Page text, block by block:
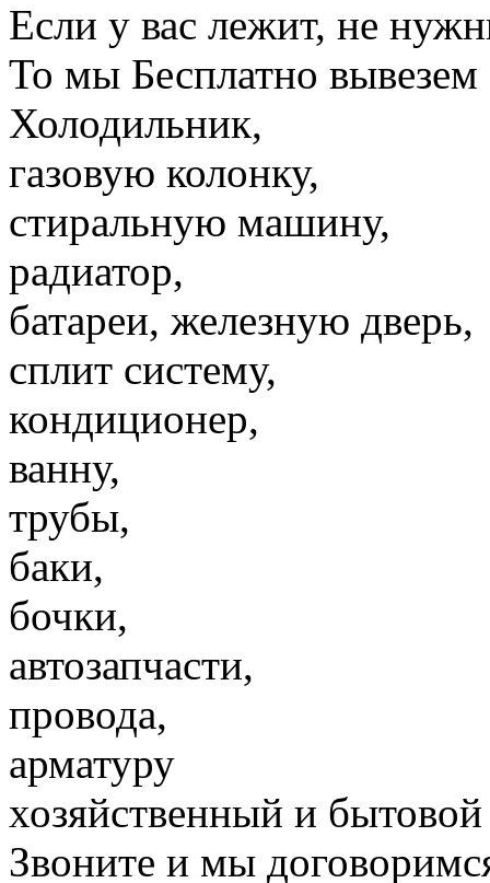
Если у вас лежит, не
То мы Бесплатно
Холодильник,
газовую колонку,
стиральную машину,
радиатор,
батареи, железную дверь,
сплит систему,
кондиционер,
ванну,
трубы,
баки,
бочки,
автозапчасти,
провода,
арматуру
хозяйственный и
Звоните и мы